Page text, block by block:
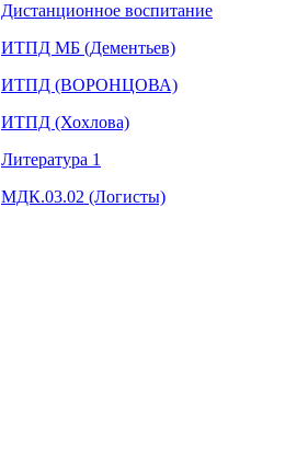
Дистанционное воспитание
ИТПД МБ (Дементьев)
ИТПД (ВОРОНЦОВА)
ИТПД (Хохлова)
Литература 1
МДК.03.02 (Логисты)